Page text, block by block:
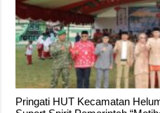
Pringati HUT Kecamatan